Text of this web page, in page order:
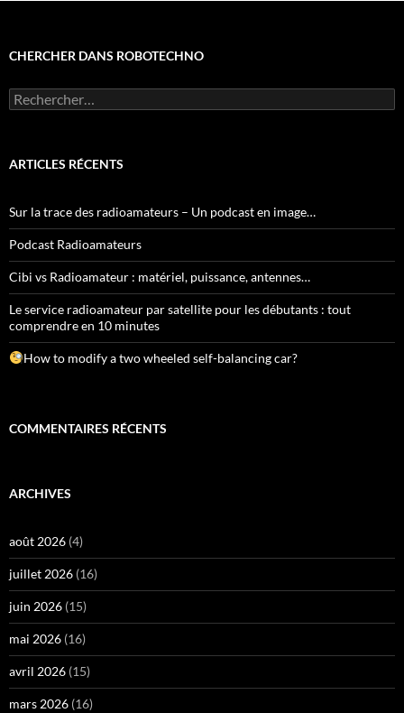
CHERCHER DANS ROBOTECHNO
Rechercher :
ARTICLES RÉCENTS
Sur la trace des radioamateurs – Un podcast en image…
Podcast Radioamateurs
Cibi vs Radioamateur : matériel, puissance, antennes…
Le service radioamateur par satellite pour les débutants : tout
comprendre en 10 minutes
How to modify a two wheeled self-balancing car?
COMMENTAIRES RÉCENTS
ARCHIVES
août 2026 (4)
juillet 2026 (16)
juin 2026 (15)
mai 2026 (16)
avril 2026 (15)
mars 2026 (16)